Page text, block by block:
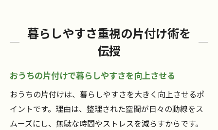
暮らしやすさ重視の片付け術を
伝授
おうちの片付けで暮らしやすさを向上させる
おうちの片付けは、暮らしやすさを大きく向上させるポ
イントです。理由は、整理された空間が日々の動線をス
ムーズにし、無駄な時間やストレスを減らすからです。